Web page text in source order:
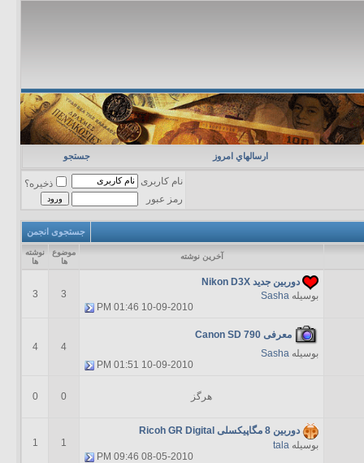
ارسالهاي امروز جستجو
نام کاربری
ذخیره؟
رمز عبور
جستجوی انجمن
آخرين نوشته
موضوع
ها
نوشته
ها
دوربین جدید Nikon D3X
بوسیله Sasha
10-09-2010
01:46 PM
3
3
معرفی Canon SD 790
بوسیله Sasha
10-09-2010
01:51 PM
4
4
هرگز 0
0
دوربین 8 مگاپیکسلی Ricoh GR Digital
بوسیله tala
08-05-2010
09:46 PM
1
1